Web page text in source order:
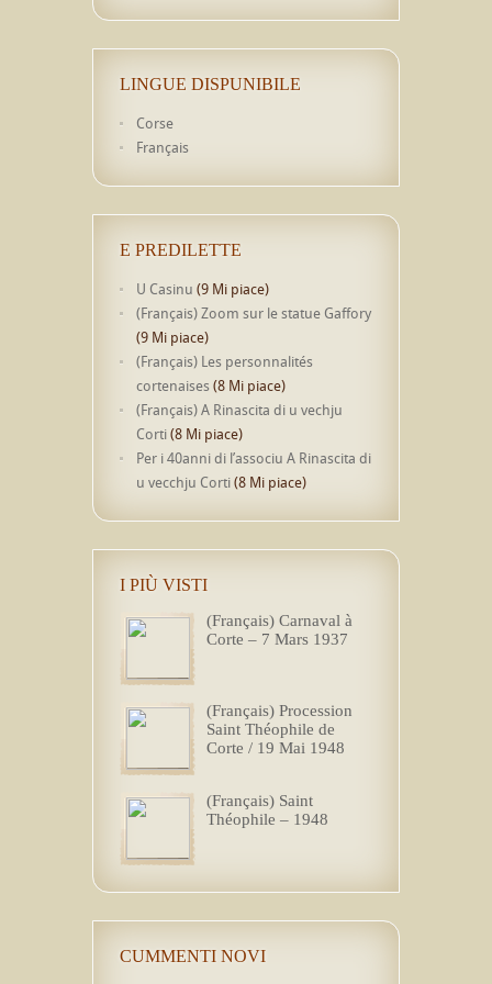
LINGUE DISPUNIBILE
Corse
Français
E PREDILETTE
U Casinu (9 Mi piace)
(Français) Zoom sur le statue Gaffory
(9 Mi piace)
(Français) Les personnalités
cortenaises (8 Mi piace)
(Français) A Rinascita di u vechju
Corti(8 Mi piace)
Per i 40anni di l’associu A Rinascita di
u vecchju Corti(8 Mi piace)
I PIÙ VISTI
(Français) Carnaval à
Corte – 7 Mars 1937
(Français) Procession
Saint Théophile de
Corte / 19 Mai 1948
(Français) Saint
Théophile – 1948
CUMMENTI NOVI